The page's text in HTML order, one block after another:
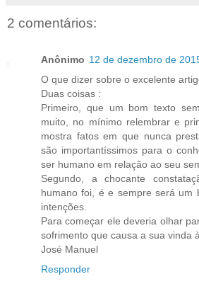
2 comentários:
Anônimo 12 de dezembro de
O que dizer sobre o excelente
Duas coisas :
Primeiro, que um bom texto
muito, no mínimo relembrar e
mostra fatos em que nunca
são importantíssimos para o
ser humano em relação ao seu
Segundo, a chocante
humano foi, é e sempre será um
intenções.
Para começar ele deveria olhar
sofrimento que causa a sua vinda
José Manuel
Responder